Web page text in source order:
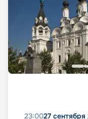
23:0027 сентября